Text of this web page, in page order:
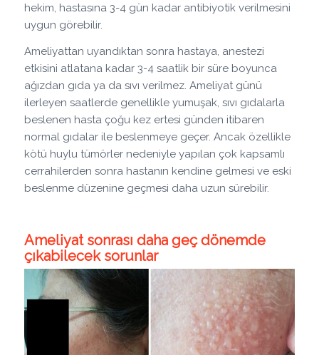
hekim, hastasına 3-4 gün kadar antibiyotik verilmesini
uygun görebilir.
Ameliyattan uyandıktan sonra hastaya, anestezi
etkisini atlatana kadar 3-4 saatlik bir süre boyunca
ağızdan gıda ya da sıvı verilmez. Ameliyat günü
ilerleyen saatlerde genellikle yumuşak, sıvı gıdalarla
beslenen hasta çoğu kez ertesi günden itibaren
normal gıdalar ile beslenmeye geçer. Ancak özellikle
kötü huylu tümörler nedeniyle yapılan çok kapsamlı
cerrahilerden sonra hastanın kendine gelmesi ve eski
beslenme düzenine geçmesi daha uzun sürebilir.
Ameliyat sonrası daha geç dönemde
çıkabilecek sorunlar